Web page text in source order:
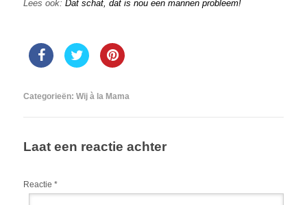
Lees ook: Dat schat, dat is nou een mannen probleem!
Categorieën: Wij à la Mama
Laat een reactie achter
Reactie *